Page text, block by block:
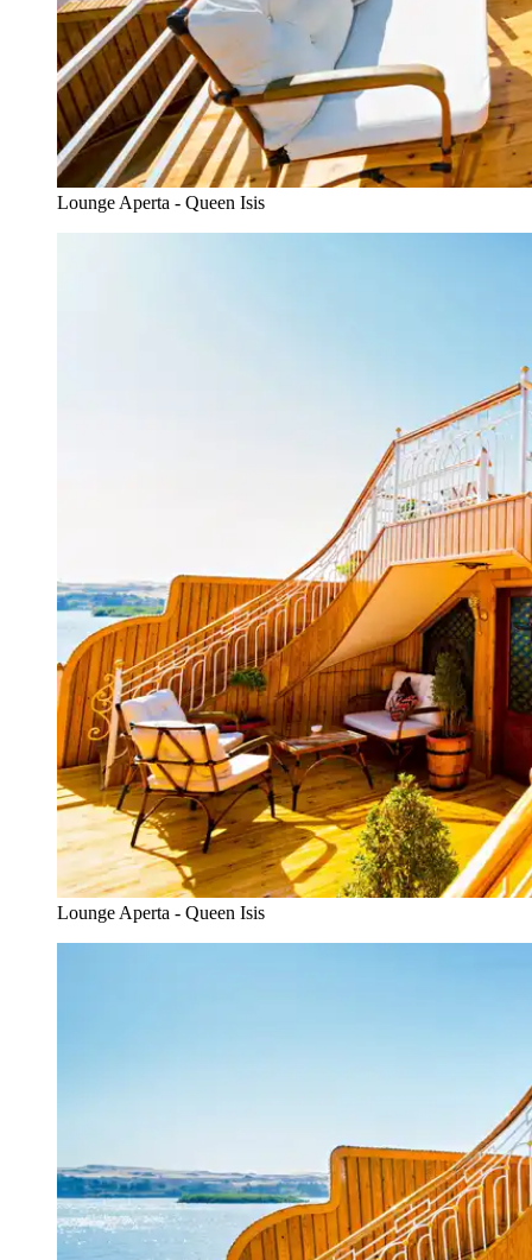
Lounge Aperta - Queen Isis
Lounge Aperta - Queen Isis